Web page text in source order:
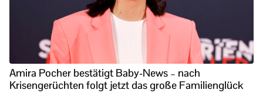
Amira Pocher bestätigt Baby-News – nach
Krisengerüchten folgt jetzt das große Familienglück